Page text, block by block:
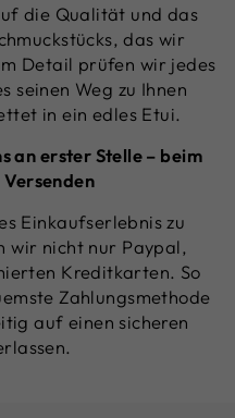
die Qualität und das
das wir
Detail prüfen wir jedes
seinen Weg zu Ihnen
in ein edles Etui.
an erster Stelle – beim
Versenden
Einkaufserlebnis zu
wir nicht nur Paypal,
Kreditkarten. So
Zahlungsmethode
auf einen sicheren